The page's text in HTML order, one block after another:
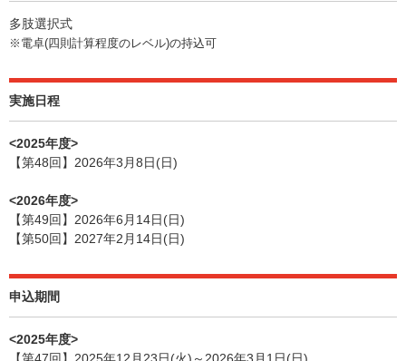
多肢選択式
※電卓(四則計算程度のレベル)の持込可
実施日程
<2025年度>
【第48回】2026年3月8日(日)
<2026年度>
【第49回】2026年6月14日(日)
【第50回】2027年2月14日(日)
申込期間
<2025年度>